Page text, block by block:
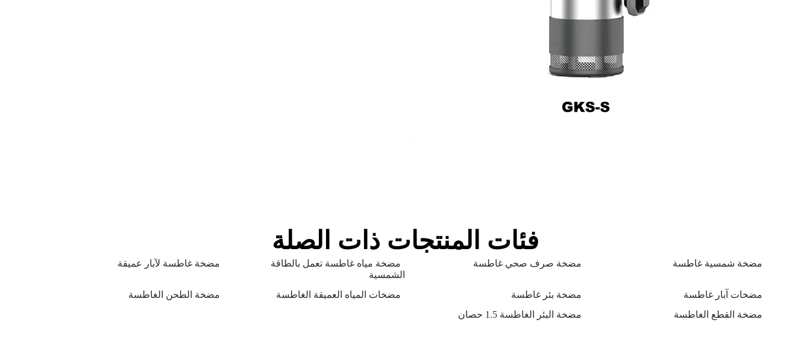
فئات المنتجات ذات الصلة
مضخة شمسية غاطسة مضخة صرف صحي غاطسة
مضخة مياه غاطسة تعمل بالطاقة
الشمسية
مضخة غاطسة لآبار عميقة
مضخات آبار غاطسة مضخة بئر غاطسة مضخات المياه العميقة الغاطسة
مضخة الطحن الغاطسة
مضخة القطع الغاطسة
مضخة البئر الغاطسة 1.5 حصان